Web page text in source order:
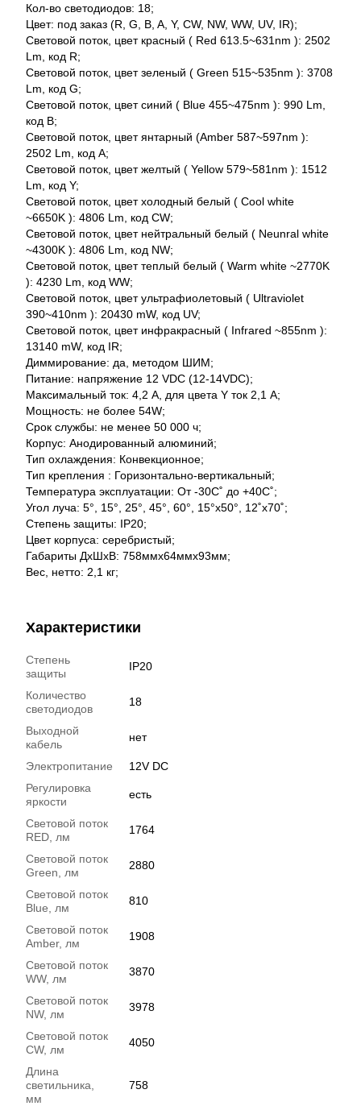
Кол-во светодиодов: 18;
Цвет: под заказ (R, G, B, A, Y, CW, NW, WW, UV, IR);
Световой поток, цвет красный ( Red 613.5~631nm ): 2502
Lm, код R;
Световой поток, цвет зеленый ( Green 515~535nm ): 3708
Lm, код G;
Световой поток, цвет синий ( Blue 455~475nm ): 990 Lm,
код B;
Световой поток, цвет янтарный (Amber 587~597nm ):
2502 Lm, код A;
Световой поток, цвет желтый ( Yellow 579~581nm ): 1512
Lm, код Y;
Световой поток, цвет холодный белый ( Cool white
~6650K ): 4806 Lm, код CW;
Световой поток, цвет нейтральный белый ( Neunral white
~4300K ): 4806 Lm, код NW;
Световой поток, цвет теплый белый ( Warm white ~2770K
): 4230 Lm, код WW;
Световой поток, цвет ультрафиолетовый ( Ultraviolet
390~410nm ): 20430 mW, код UV;
Световой поток, цвет инфракрасный ( Infrared ~855nm ):
13140 mW, код IR;
Диммирование: да, методом ШИМ;
Питание: напряжение 12 VDC (12-14VDC);
Максимальный ток: 4,2 А, для цвета Y ток 2,1 А;
Мощность: не более 54W;
Срок службы: не менее 50 000 ч;
Корпус: Анодированный алюминий;
Тип охлаждения: Конвекционное;
Тип крепления : Горизонтально-вертикальный;
Температура эксплуатации: От -30С˚ до +40С˚;
Угол луча: 5°, 15°, 25°, 45°, 60°, 15°x50°, 12˚x70˚;
Степень защиты: IP20;
Цвет корпуса: серебристый;
Габариты ДхШхВ: 758ммх64ммх93мм;
Вес, нетто: 2,1 кг;
Характеристики
Степень
защиты
IP20
Количество
светодиодов
18
Выходной
кабель
нет
Электропитание
12V DC
Регулировка
яркости
есть
Световой поток
RED, лм
1764
Световой поток
Green, лм
2880
Световой поток
Blue, лм
810
Световой поток
Amber, лм
1908
Световой поток
WW, лм
3870
Световой поток
NW, лм
3978
Световой поток
CW, лм
4050
Длина
светильника,
мм
758